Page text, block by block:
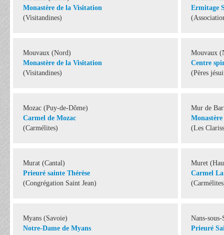
Monastère de la Visitation
(Visitandines)
Ermitage
Mouvaux (Nord)
Monastère de la Visitation
(Visitandines)
Mouvaux
Centre
(Pères
Mozac (Puy-de-Dôme)
Carmel de Mozac
(Carmélites)
Mur de
(Les
Murat (Cantal)
Prieuré sainte Thérèse
(Congrégation Saint Jean)
Muret
Carmel
Myans (Savoie)
Notre-Dame de Myans
Nans-
Prieuré